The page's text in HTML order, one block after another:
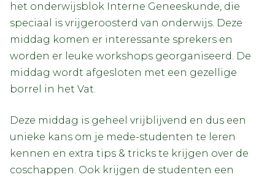
het onderwijsblok Interne Geneeskunde, die
speciaal is vrijgeroosterd van onderwijs. Deze
middag komen er interessante sprekers en
worden er leuke workshops georganiseerd. De
middag wordt afgesloten met een gezellige
borrel in het Vat.
Deze middag is geheel vrijblijvend en dus een
unieke kans om je mede-studenten te leren
kennen en extra tips & tricks te krijgen over de
coschappen. Ook krijgen de studenten een